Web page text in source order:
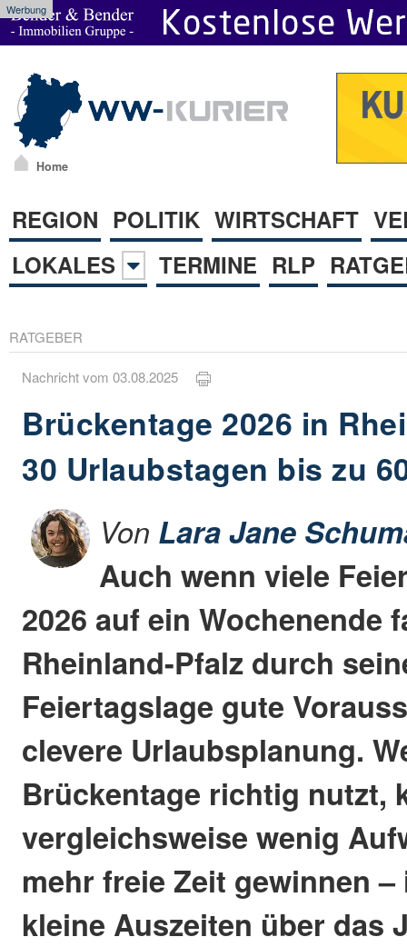
Werbung
Home
REGION POLITIK WIRTSCHAFT
LOKALES
TERMINE RLP
RATGEBER
Nachricht vom 03.08.2025
Brückentage 2026 in
30 Urlaubstagen bis zu
Von Lara Jane
Auch wenn viele
2026 auf ein Wochenende
Rheinland-Pfalz durch
Feiertagslage gute
clevere Urlaubsplanung.
Brückentage richtig nutzt,
vergleichsweise wenig
mehr freie Zeit gewinnen
kleine Auszeiten über das